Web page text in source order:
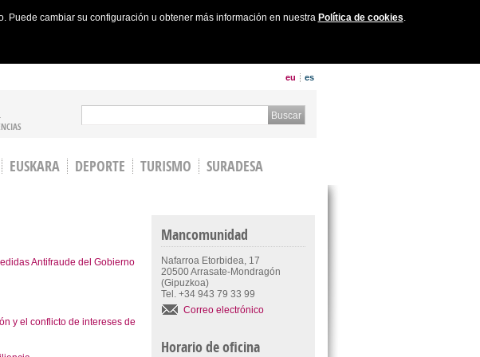
cambiar su configuración u obtener más información en nuestra Política de cookies.
eu es
Search form
EUSKARA DEPORTE TURISMO
SURADESA
Antifraude del Gobierno
y el conflicto de intereses de
Mancomunidad
Nafarroa Etorbidea, 17
20500 Arrasate-Mondragón
(Gipuzkoa)
Tel. +34 943 79 33 99
Correo electrónico
Horario de oficina